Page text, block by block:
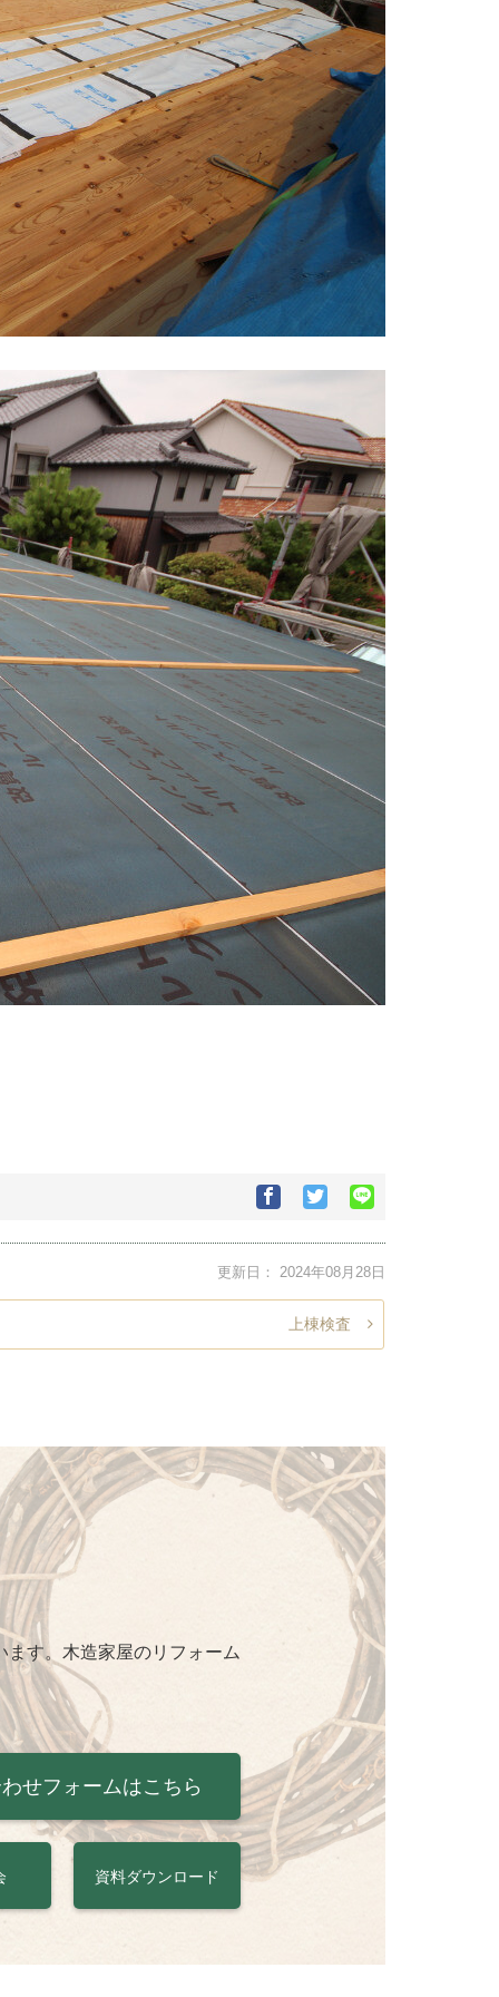
Facebook
で
ア
す
Twitter
で
ア
す
る
Google+で
シ
す
る
更新日： 2024年08月28日
上棟検査
す。木造家屋のリフォーム
せフォームはこちら
資料ダウンロード